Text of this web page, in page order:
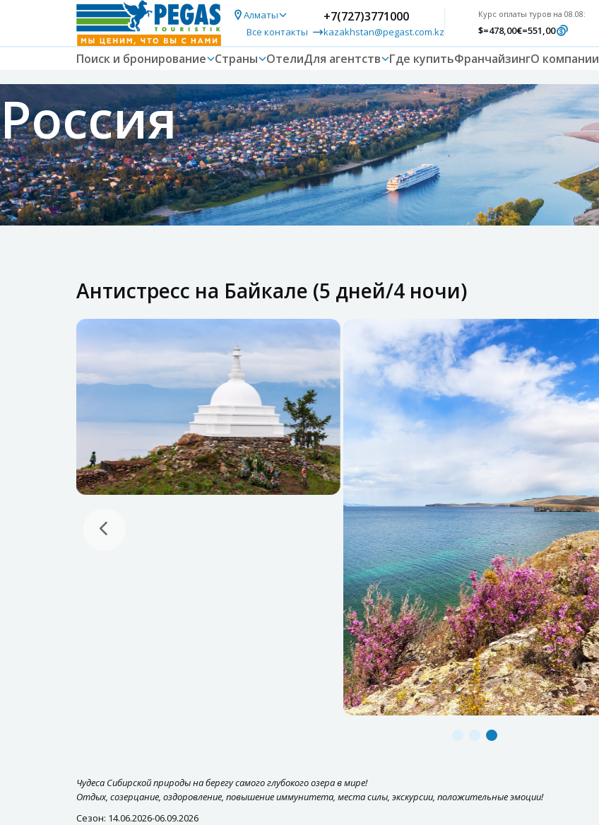
Алматы
Все контакты
+7(727)3771000
kazakhstan@pegast.com.kz
Курс оплаты туров на 08.08:
$=478,00€=551,00
Поиск и бронирование Страны ОтелиДля агентств Где купитьФранчайзингО компании
Россия
Антистресс на Байкале (5 дней/4 ночи)
Чудеса Сибирской природы на берегу самого глубокого озера в мире!
Отдых, созерцание, оздоровление, повышение иммунитета, места силы, экскурсии, положительные эмоции!
Сезон: 14.06.2026-06.09.2026